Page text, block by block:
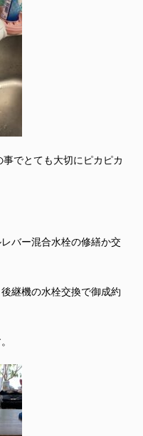
でとても大切にピカピカ
バー混合水栓の修繕か交
継機の水栓交換で御成約